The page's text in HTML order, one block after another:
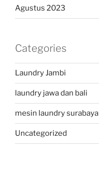
Agustus 2023
Categories
Laundry Jambi
laundry jawa dan bali
mesin laundry surabaya
Uncategorized